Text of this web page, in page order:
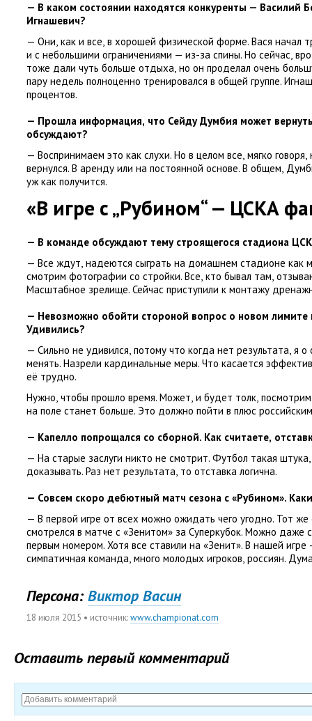
— В каком состоянии находятся конкуренты — Василий
Игнашевич?
— Они, как и все, в хорошей физической форме. Вася начал
и с небольшими ограничениями — из-за спины. Но сейчас,
тоже дали чуть больше отдыха, но он проделал очень
пару недель полноценно тренировался в общей группе.
процентов.
— Прошла информация, что Сейду Думбия может
обсуждают?
— Воспринимаем это как слухи. Но в целом все, мягко говоря,
вернулся. В аренду или на постоянной основе. В общем,
уж как получится.
«В игре с „Рубином“ — ЦСКА
— В команде обсуждают тему строящегося стадиона
— Все ждут, надеются сыграть на домашнем стадионе как
смотрим фотографии со стройки. Все, кто бывал там,
Масштабное зрелище. Сейчас приступили к монтажу
— Невозможно обойти стороной вопрос о новом лимите
Удивились?
— Сильно не удивился, потому что когда нет результата, я о
менять. Назрели кардинальные меры. Что касается
её трудно.
Нужно, чтобы прошло время. Может, и будет толк,
на поле станет больше. Это должно пойти в плюс
— Капелло попрощался со сборной. Как считаете,
— На старые заслуги никто не смотрит. Футбол такая штука,
доказывать. Раз нет результата, то отставка логична.
— Совсем скоро дебютный матч сезона с «Рубином».
— В первой игре от всех можно ожидать чего угодно. Тот
смотрелся в матче с «Зенитом» за Суперкубок. Можно даже
первым номером. Хотя все ставили на «Зенит». В нашей
симпатичная команда, много молодых игроков, россиян.
Персона: Виктор Васин
18 июля 2015 • источник:www.championat.com
Оставить первый комментарий